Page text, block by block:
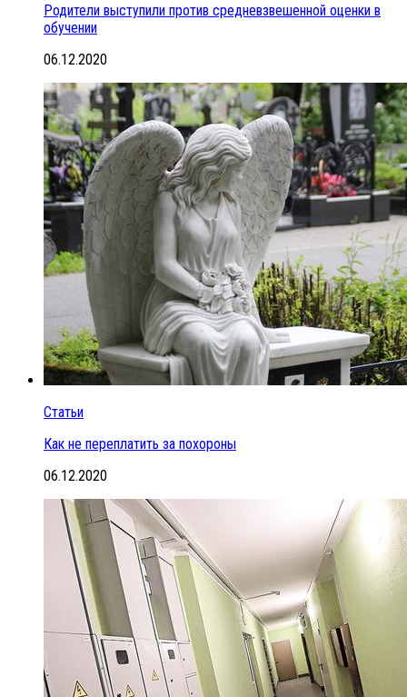
Родители выступили против средневзвешенной оценки в
обучении
06.12.2020
Статьи
Как не переплатить за похороны
06.12.2020